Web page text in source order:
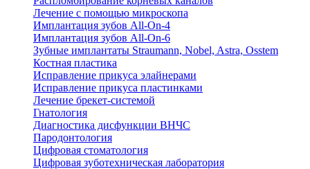
Лечение с помощью микроскопа
Имплантация зубов All-On-4
Имплантация зубов All-On-6
Зубные имплантаты Straumann, Nobel, Astra, Osstem
Костная пластика
Исправление прикуса элайнерами
Исправление прикуса пластинками
Лечение брекет-системой
Гнатология
Диагностика дисфункции ВНЧС
Пародонтология
Цифровая стоматология
Цифровая зуботехническая лаборатория